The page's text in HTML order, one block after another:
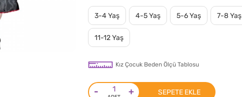
3-4 Yaş 4-5 Yaş 5-6 Yaş 7-8 Yaş
11-12 Yaş
Kız Çocuk Beden Ölçü Tablosu
- + SEPETE EKLE